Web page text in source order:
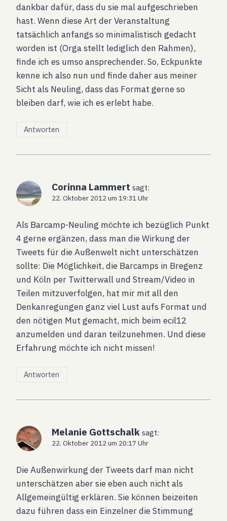
dankbar dafür, dass du sie mal aufgeschrieben
hast. Wenn diese Art der Veranstaltung
tatsächlich anfangs so minimalistisch gedacht
worden ist (Orga stellt lediglich den Rahmen),
finde ich es umso ansprechender. So, Eckpunkte
kenne ich also nun und finde daher aus meiner
Sicht als Neuling, dass das Format gerne so
bleiben darf, wie ich es erlebt habe.
Antworten
Corinna Lammert sagt:
22. Oktober 2012 um 19:31 Uhr
Als Barcamp-Neuling möchte ich bezüglich Punkt
4 gerne ergänzen, dass man die Wirkung der
Tweets für die Außenwelt nicht unterschätzen
sollte: Die Möglichkeit, die Barcamps in Bregenz
und Köln per Twitterwall und Stream/Video in
Teilen mitzuverfolgen, hat mir mit all den
Denkanregungen ganz viel Lust aufs Format und
den nötigen Mut gemacht, mich beim ecil12
anzumelden und daran teilzunehmen. Und diese
Erfahrung möchte ich nicht missen!
Antworten
Melanie Gottschalk sagt:
22. Oktober 2012 um 20:17 Uhr
Die Außenwirkung der Tweets darf man nicht
unterschätzen aber sie eben auch nicht als
Allgemeingültig erklären. Sie können beizeiten
dazu führen dass ein Einzelner die Stimmung